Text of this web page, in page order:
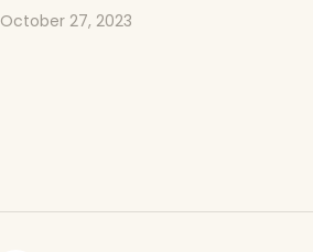
October 27, 2023